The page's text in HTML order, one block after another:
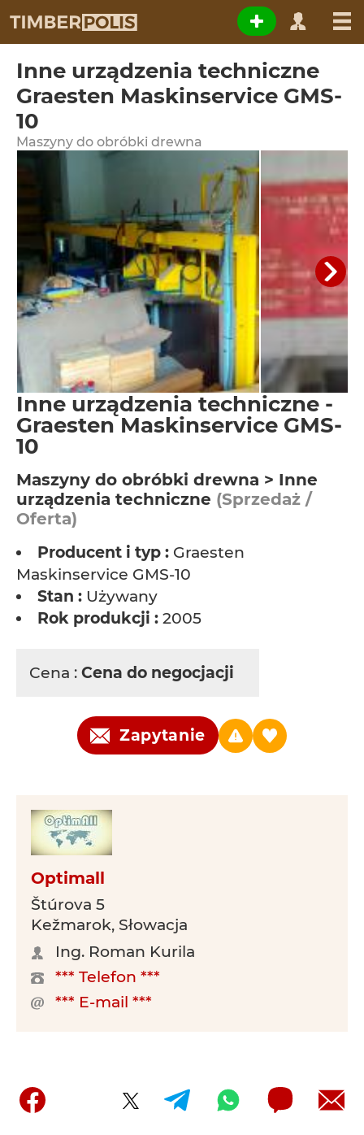
Inne urządzenia techniczne
Graesten Maskinservice GMS-
10
Maszyny do obróbki drewna
Inne urządzenia techniczne -
Graesten Maskinservice GMS-
10
Maszyny do obróbki drewna > Inne
urządzenia techniczne (Sprzedaż /
Oferta)
Producent i typ : Graesten
Maskinservice GMS-10
Stan : Używany
Rok produkcji : 2005
Cena : Cena do negocjacji
Zapytanie
Optimall
Štúrova 5
Kežmarok, Słowacja
Ing. Roman Kurila
*** Telefon ***
*** E-mail ***